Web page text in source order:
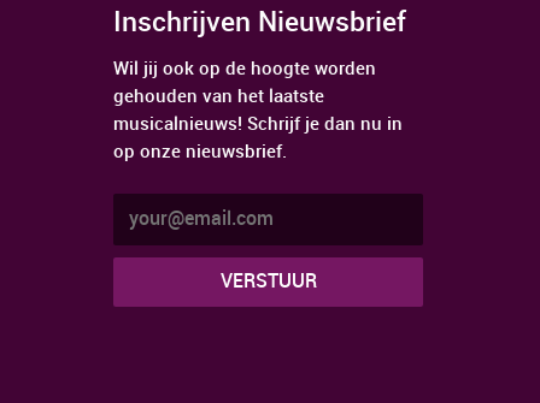
Inschrijven Nieuwsbrief
Wil jij ook op de hoogte worden
gehouden van het laatste
musicalnieuws! Schrijf je dan nu in
op onze nieuwsbrief.